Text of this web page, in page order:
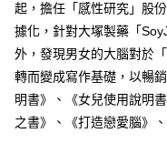
起，擔任「感性研究」股
據化，針對大塚製藥「
外，發現男女的大腦對於
轉而變成寫作基礎，以暢
明書》、《女兒使用說明
之書》、《打造戀愛腦》